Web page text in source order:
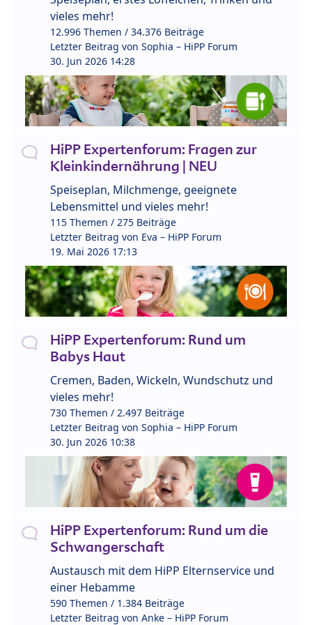
vieles mehr!
12.996 Themen / 34.376 Beiträge
Letzter Beitrag von Sophia – HiPP Forum
30. Jun 2026 14:28
HiPP Expertenforum: Fragen zur
Kleinkindernährung | NEU
Speiseplan, Milchmenge, geeignete
Lebensmittel und vieles mehr!
115 Themen / 275 Beiträge
Letzter Beitrag von Eva – HiPP Forum
19. Mai 2026 17:13
HiPP Expertenforum: Rund um
Babys Haut
Cremen, Baden, Wickeln, Wundschutz und
vieles mehr!
730 Themen / 2.497 Beiträge
Letzter Beitrag von Sophia – HiPP Forum
30. Jun 2026 10:38
HiPP Expertenforum: Rund um die
Schwangerschaft
Austausch mit dem HiPP Elternservice und
einer Hebamme
590 Themen / 1.384 Beiträge
Letzter Beitrag von Anke – HiPP Forum